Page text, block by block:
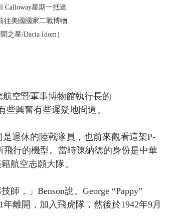
Calloway星期一抵達
往美國國家二戰博物
之星/Dacia Idom）
航空暨軍事博物館執行長的
興奮有些遲疑地問道。
是退休的陸戰隊員，也前來觀看這架P-
行的機型。當時陳納德的身份是中華
航空志願大隊。
師，」Benson說。George “Pappy”
離開，加入飛虎隊，然後於1942年9月